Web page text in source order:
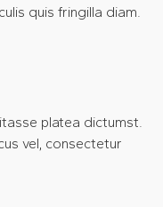
quis fringilla diam.
platea dictumst.
vel, consectetur